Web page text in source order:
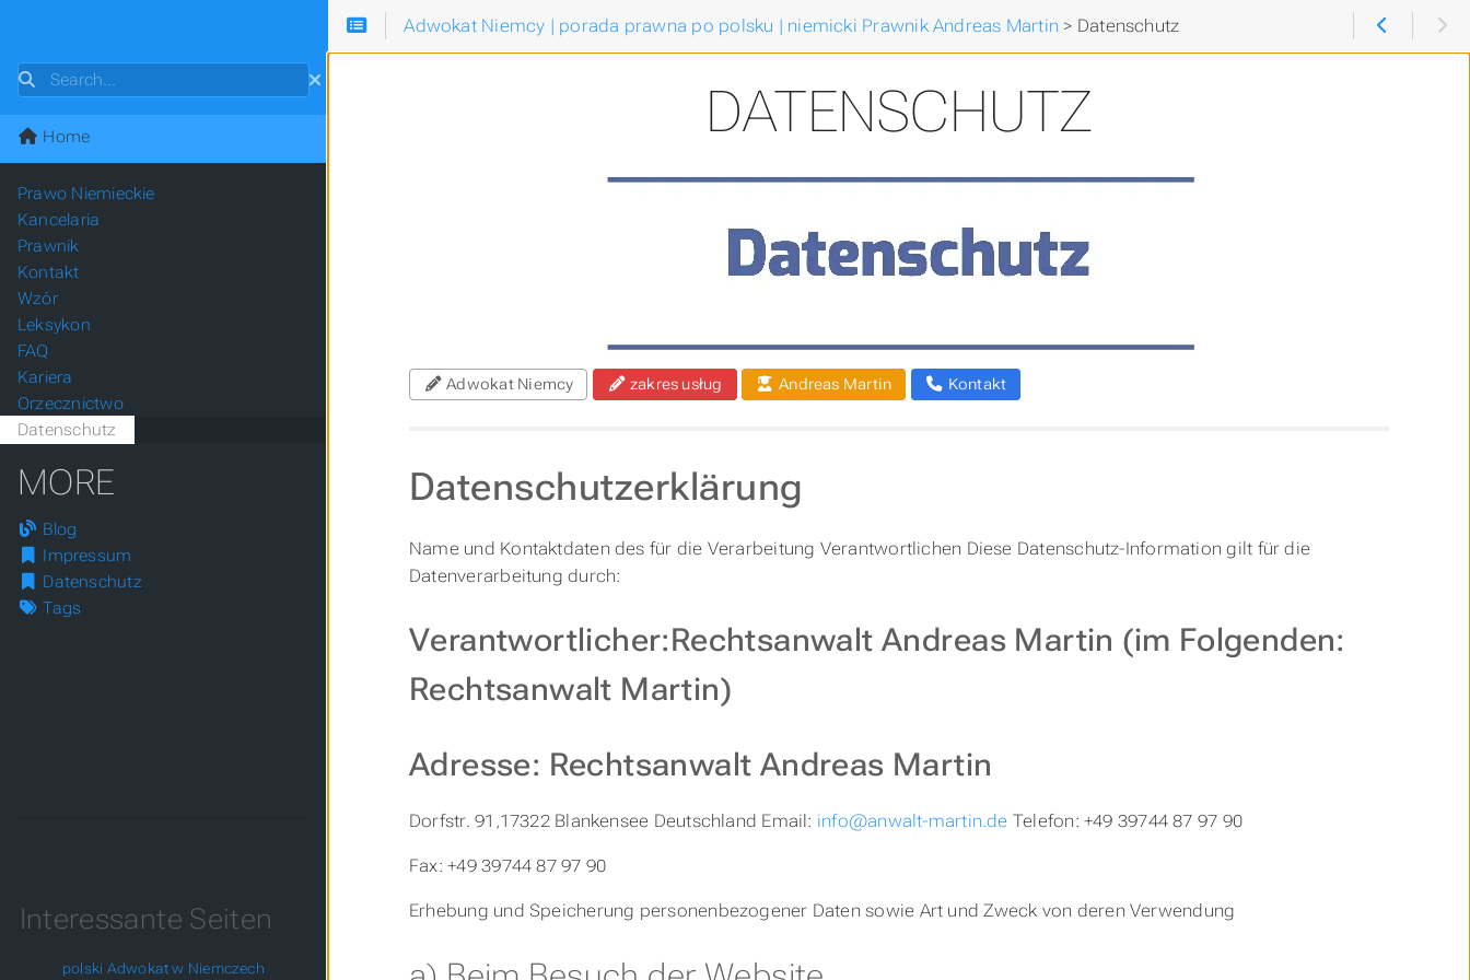
Adwokat Niemcy | porada prawna po polsku | niemicki Prawnik Andreas Martin > Datenschutz
DATENSCHUTZ
Adwokat Niemcy zakres usług Andreas Martin Kontakt
Datenschutzerklärung
Name und Kontaktdaten des für die Verarbeitung Verantwortlichen Diese Datenschutz-Information gilt für die
Datenverarbeitung durch:
Verantwortlicher:Rechtsanwalt Andreas Martin (im Folgenden:
Rechtsanwalt Martin)
Adresse: Rechtsanwalt Andreas Martin
Dorfstr. 91,17322 Blankensee Deutschland Email: info@anwalt-martin.de Telefon: +49 39744 87 97 90
Fax: +49 39744 87 97 90
Erhebung und Speicherung personenbezogener Daten sowie Art und Zweck von deren Verwendung
Search
Home
Prawo Niemieckie
Kancelaria
Prawnik
Kontakt
Wzór
Leksykon
FAQ
Kariera
Orzecznictwo
Datenschutz
MORE
Blog
Impressum
Datenschutz
Tags
Interessante Seiten
polski Adwokat w Niemczech